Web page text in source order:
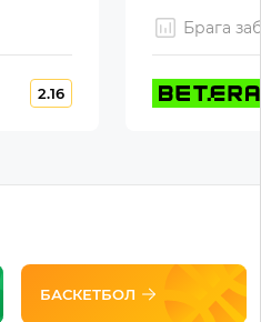
2.16
Брага
БАСКЕТБОЛ